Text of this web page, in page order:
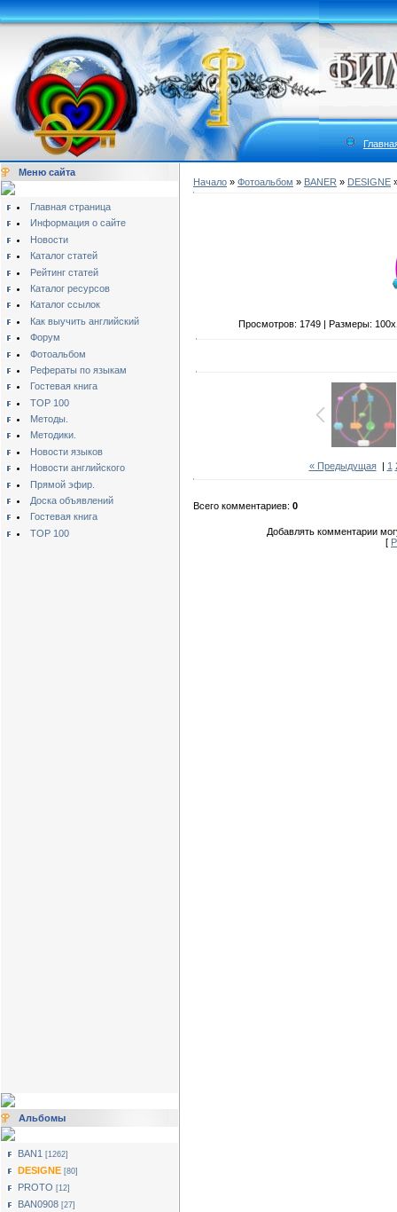
Меню сайта
Главная страница
Информация о сайте
Новости
Каталог статей
Рейтинг статей
Каталог ресурсов
Каталог ссылок
Как выучить английский
Форум
Фотоальбом
Рефераты по языкам
Гостевая книга
TOP 100
Методы.
Методики.
Новости языков
Новости английского
Прямой эфир.
Доска объявлений
Гостевая книга
TOP 100
Альбомы
BAN1 [1262]
DESIGNE [80]
PROTO [12]
BAN0908 [27]
Начало » Фотоальбом » BANER » DESIGNE
Просмотров: 1749 | Размеры:
« Предыдущая| 1
Всего комментариев: 0
Добавлять комментарии
[